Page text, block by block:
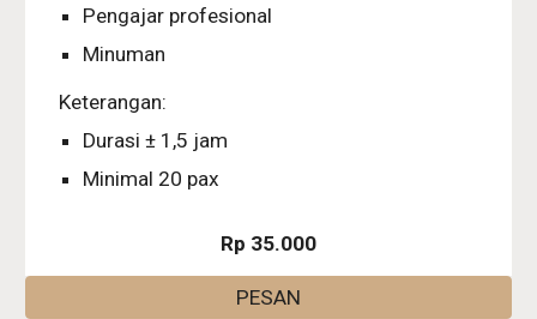
Pengajar profesional
Minuman
Keterangan:
Durasi ± 1,5 jam
Minimal 20 pax
Rp 35.000
PESAN